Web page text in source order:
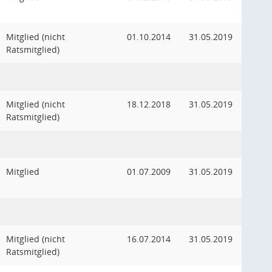
Mitglied (nicht
Ratsmitglied)
01.10.2014 31.05.2019
Mitglied (nicht
Ratsmitglied)
18.12.2018 31.05.2019
Mitglied 01.07.2009 31.05.2019
Mitglied (nicht
Ratsmitglied)
16.07.2014 31.05.2019